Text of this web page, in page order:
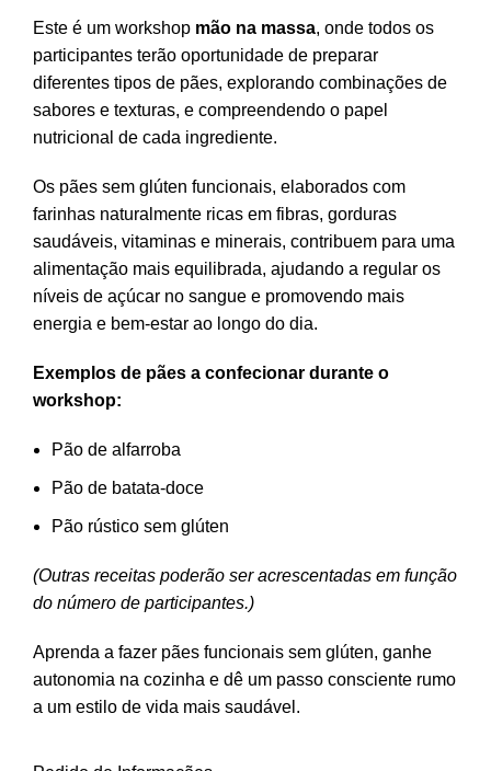
Este é um workshop mão na massa, onde todos os
participantes terão oportunidade de preparar
diferentes tipos de pães, explorando combinações de
sabores e texturas, e compreendendo o papel
nutricional de cada ingrediente.
Os pães sem glúten funcionais, elaborados com
farinhas naturalmente ricas em fibras, gorduras
saudáveis, vitaminas e minerais, contribuem para uma
alimentação mais equilibrada, ajudando a regular os
níveis de açúcar no sangue e promovendo mais
energia e bem-estar ao longo do dia.
Exemplos de pães a confecionar durante o
workshop:
Pão de alfarroba
Pão de batata-doce
Pão rústico sem glúten
(Outras receitas poderão ser acrescentadas em função
do número de participantes.)
Aprenda a fazer pães funcionais sem glúten, ganhe
autonomia na cozinha e dê um passo consciente rumo
a um estilo de vida mais saudável.